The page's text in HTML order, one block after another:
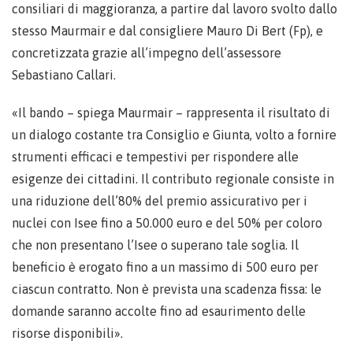
consiliari di maggioranza, a partire dal lavoro svolto dallo
stesso Maurmair e dal consigliere Mauro Di Bert (Fp), e
concretizzata grazie all’impegno dell’assessore
Sebastiano Callari.
«Il bando – spiega Maurmair – rappresenta il risultato di
un dialogo costante tra Consiglio e Giunta, volto a fornire
strumenti efficaci e tempestivi per rispondere alle
esigenze dei cittadini. Il contributo regionale consiste in
una riduzione dell’80% del premio assicurativo per i
nuclei con Isee fino a 50.000 euro e del 50% per coloro
che non presentano l’Isee o superano tale soglia. Il
beneficio è erogato fino a un massimo di 500 euro per
ciascun contratto. Non è prevista una scadenza fissa: le
domande saranno accolte fino ad esaurimento delle
risorse disponibili».